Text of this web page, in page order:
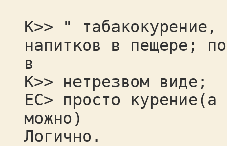
К>> " табакокурение,
напитков в пещере;
в
К>> нетрезвом виде;
ЕС> просто курение(а
можно)
Логично.